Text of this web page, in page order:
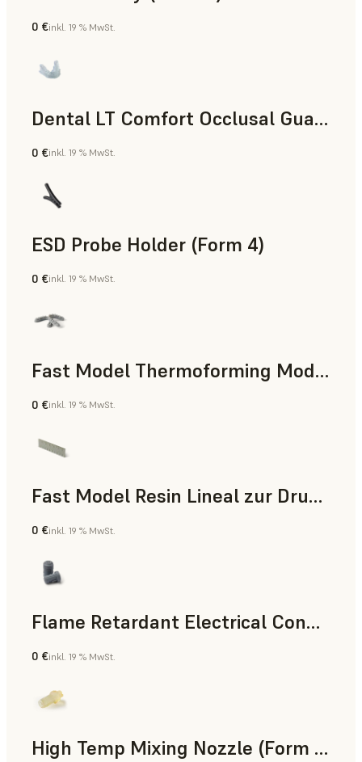
Zahnmedizin
0 €inkl. 19 % MwSt.
Dental LT Comfort Occlusal Guard (Form 4)
Zahnmedizin
0 €inkl. 19 % MwSt.
ESD Probe Holder (Form 4)
Technik
0 €inkl. 19 % MwSt.
Fast Model Thermoforming Model
Zahnmedizin
0 €inkl. 19 % MwSt.
Fast Model Resin Lineal zur Druckzeitmessung
Standard
0 €inkl. 19 % MwSt.
Flame Retardant Electrical Connector (Form 4)
Technik
0 €inkl. 19 % MwSt.
High Temp Mixing Nozzle (Form 4)